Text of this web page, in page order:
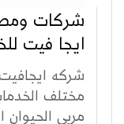
شركات
ايجا فيت
شركه
مختلف
مربي الحيوان